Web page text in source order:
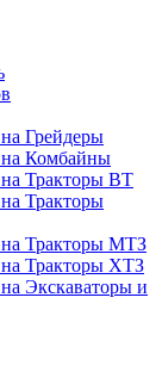
Грейдеры
Комбайны
Тракторы ВТ
Тракторы
Тракторы МТЗ
Тракторы ХТЗ
Экскаваторы и